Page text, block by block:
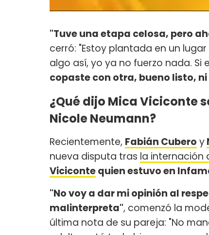
"Tuve una etapa celosa, pero
cerró: "Estoy plantada en un
algo así, yo ya no fuerzo nada. Si
copaste con otra, bueno listo,
¿Qué dijo Mica Viciconte
Nicole Neumann?
Recientemente, Fabián Cubero y
nueva disputa tras la internación
Vicicontequien estuvo en
"No voy a dar mi opinión al
malinterpreta", comenzó la
última nota de su pareja: "No